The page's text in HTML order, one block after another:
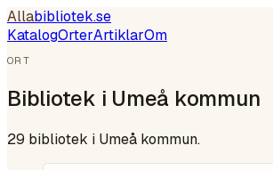
Allabibliotek.se
KatalogOrterArtiklarOm
ORT
Bibliotek i Umeå kommun
29 bibliotek i Umeå kommun.